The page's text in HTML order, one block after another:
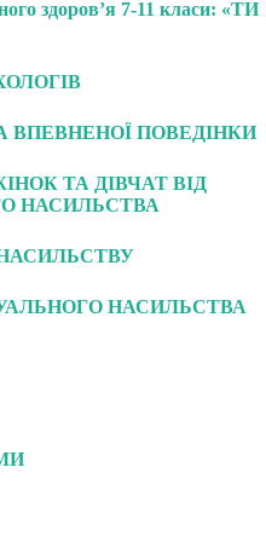
здоров’я 7-11 класи: «ТИ
ВПЕВНЕНОЇ ПОВЕДІНКИ
ТА ДІВЧАТ ВІД
НАСИЛЬСТВА
НАСИЛЬСТВА